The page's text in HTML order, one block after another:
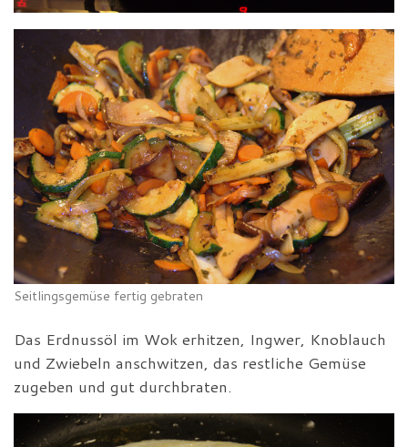
Seitlingsgemüse fertig gebraten
Das Erdnussöl im Wok erhitzen, Ingwer, Knoblauch
und Zwiebeln anschwitzen, das restliche Gemüse
zugeben und gut durchbraten.